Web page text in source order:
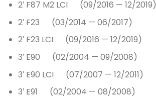
2′ F87 M2 LCI (09/2016 — 12/2019)
2′ F23 (03/2014 — 06/2017)
2′ F23 LCI (09/2016 — 12/2019)
3′ E90 (02/2004 — 09/2008)
3′ E90 LCI (07/2007 — 12/2011)
3′ E91 (02/2004 — 08/2008)